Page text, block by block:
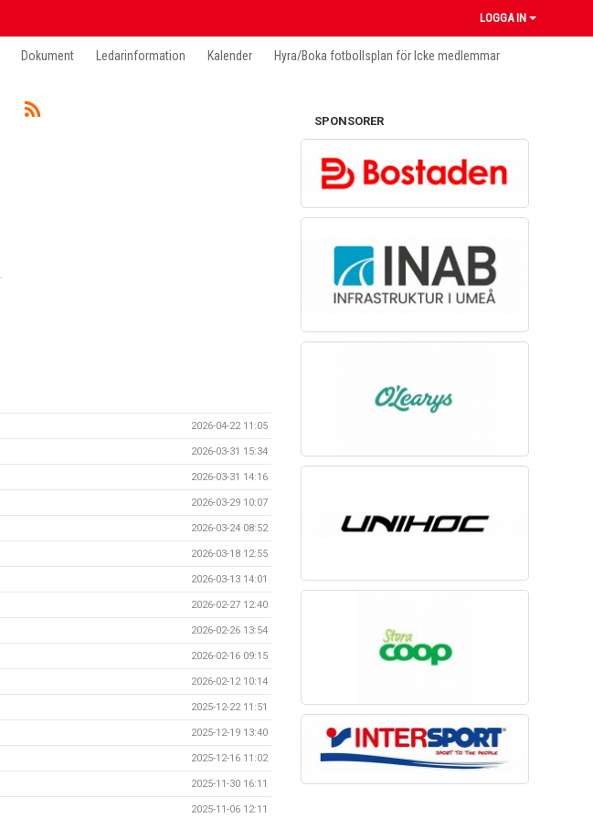
LOGGA IN
Dokument Ledarinformation Kalender Hyra/Boka fotbollsplan för Icke medlemmar
2026-04-22 11:05
2026-03-31 15:34
2026-03-31 14:16
2026-03-29 10:07
2026-03-24 08:52
2026-03-18 12:55
2026-03-13 14:01
2026-02-27 12:40
2026-02-26 13:54
2026-02-16 09:15
2026-02-12 10:14
2025-12-22 11:51
2025-12-19 13:40
2025-12-16 11:02
2025-11-30 16:11
2025-11-06 12:11
SPONSORER